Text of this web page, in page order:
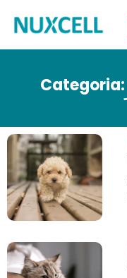
Categoria: